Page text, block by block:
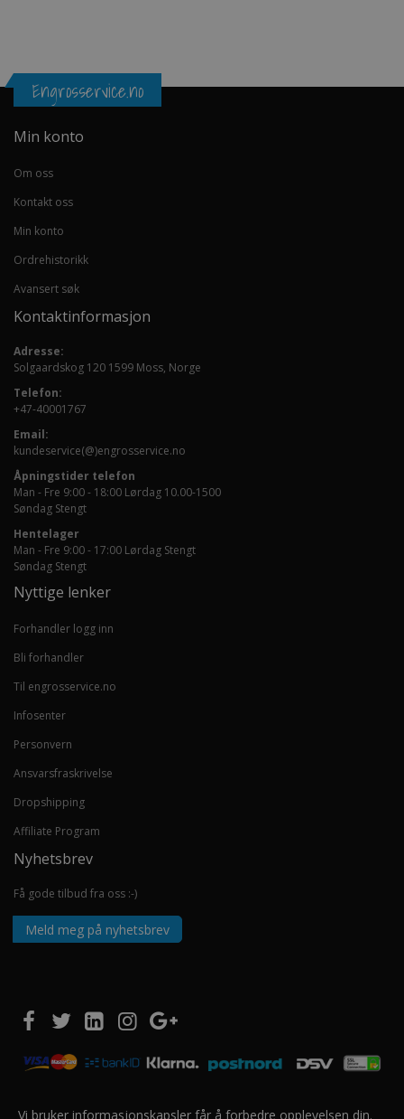
Vi bruker informasjonskapsler får å forbedre opplevelsen din.
Engrosservice.no
Min konto
Om oss
Kontakt oss
Min konto
Ordrehistorikk
Avansert søk
Kontaktinformasjon
Adresse:
Solgaardskog 120 1599 Moss, Norge
Telefon:
+47-40001767
Email:
kundeservice(@)engrosservice.no
Åpningstider telefon
Man - Fre 9:00 - 18:00 Lørdag 10.00-1500
Søndag Stengt
Hentelager
Man - Fre 9:00 - 17:00 Lørdag Stengt
Søndag Stengt
Nyttige lenker
Forhandler logg inn
Bli forhandler
Til engrosservice.no
Infosenter
Personvern
Ansvarsfraskrivelse
Dropshipping
Affiliate Program
Nyhetsbrev
Få gode tilbud fra oss :-)
Meld meg på nyhetsbrev